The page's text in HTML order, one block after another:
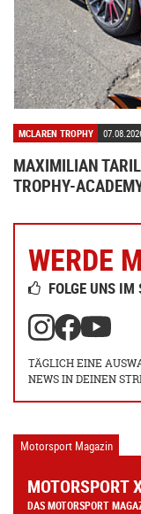
MCLAREN TROPHY
MAXIMILIAN
TROPHY-
WERDE
FOLGE UNS IM
TÄGLICH EINE
NEWS IN DEINEN
Motorsport Magazin
MOTORSPORT
DAS MOTORSPORT